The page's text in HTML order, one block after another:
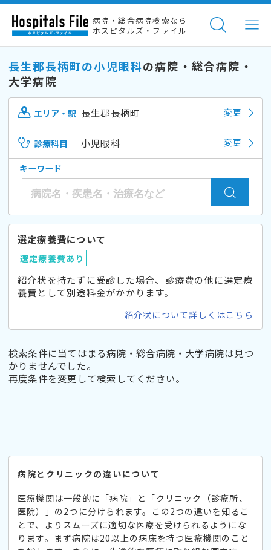
病院・総合病院検索なら
ホスピタルズ・ファイル
長生郡長柄町の小児眼科の病院・総合病院・
大学病院
エリア・駅 長生郡長柄町 変更
診療科目 小児眼科 変更
キーワード
選定療養費について
選定療養費あり
紹介状を持たずに受診した場合、診療費の他に選定療
養費として別途料金がかかります。
紹介状について詳しくはこちら
検索条件に当てはまる病院・総合病院・大学病院は見つ
かりませんでした。
再度条件を変更して検索してください。
病院とクリニックの違いについて
医療機関は一般的に「病院」と「クリニック（診療所、
医院）」の2つに分けられます。この2つの違いを知るこ
とで、よりスムーズに適切な医療を受けられるようにな
ります。まず病院は20以上の病床を持つ医療機関のこと